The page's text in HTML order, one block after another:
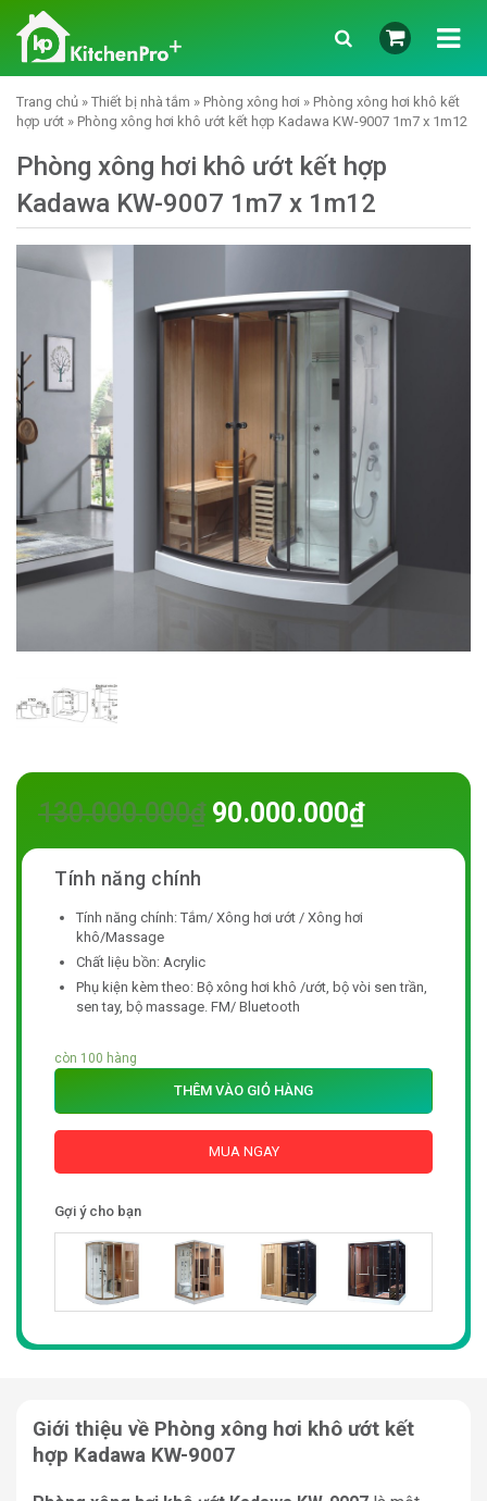
Trang chủ » Thiết bị nhà tắm » Phòng xông hơi » Phòng xông hơi khô kết
hợp ướt » Phòng xông hơi khô ướt kết hợp Kadawa KW-9007 1m7 x 1m12
Phòng xông hơi khô ướt kết hợp
Kadawa KW-9007 1m7 x 1m12
130.000.000₫ 90.000.000₫
Tính năng chính: Tắm/ Xông hơi ướt / Xông hơi
khô/Massage
Chất liệu bồn: Acrylic
Phụ kiện kèm theo: Bộ xông hơi khô /ướt, bộ vòi sen trần,
sen tay, bộ massage. FM/ Bluetooth
còn 100 hàng
THÊM VÀO GIỎ HÀNG
MUA NGAY
Gợi ý cho bạn
Giới thiệu về Phòng xông hơi khô ướt kết
hợp Kadawa KW-9007